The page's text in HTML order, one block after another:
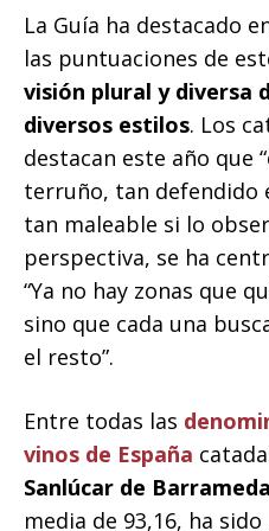
La Guía ha destacado
las puntuaciones de
visión plural y diversa
diversos estilos. Los
destacan este año que
terruño, tan defendido
tan maleable si lo
perspectiva, se ha
“Ya no hay zonas que
sino que cada una
el resto”.
Entre todas las
vinos de España
Sanlúcar de Barrameda
media de 93,16, ha